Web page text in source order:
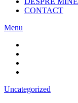
CONTACT
Menu
Uncategorized